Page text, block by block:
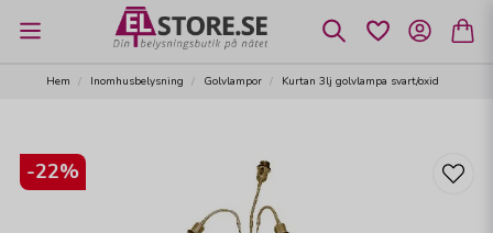
Hem Inomhusbelysning Golvlampor Kurtan 3lj golvlampa svart/oxid
-22%